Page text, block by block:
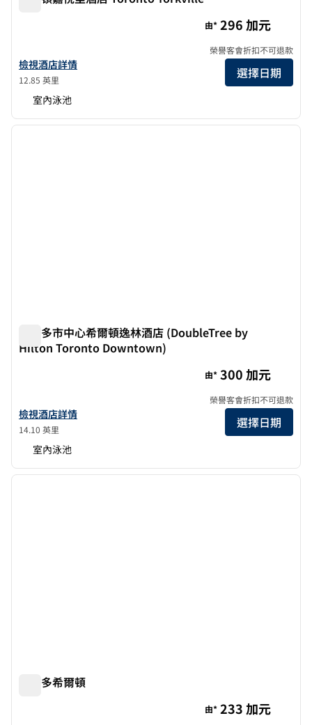
查看多倫多約克維爾希爾頓嘉悅里酒店詳情
檢視酒店詳情
12.85 英里
由* 296 加元
榮譽客會折扣不可退款
選擇日期
室內泳池
1/12
第 1 頁，共 12 頁
下一
多倫多市中心希爾頓逸林酒店 (DoubleTree by
Hilton Toronto Downtown)
查看多倫多市中心希爾頓逸林酒店詳情
檢視酒店詳情
14.10 英里
由* 300 加元
榮譽客會折扣不可退款
選擇日期
室內泳池
1/12
第 1 頁，共 12 頁
上一張圖片 下一
多倫多希爾頓
由* 233 加元